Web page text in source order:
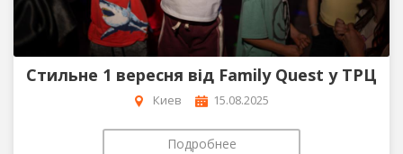
Стильне 1 вересня від Family Quest у ТРЦ
Киев 15.08.2025
Подробнее